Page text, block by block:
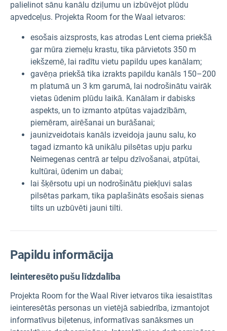
palielinot sānu kanālu dziļumu un izbūvējot plūdu
apvedceļus. Projekta Room for the Waal ietvaros:
esošais aizsprosts, kas atrodas Lent ciema priekšā
gar mūra ziemeļu krastu, tika pārvietots 350 m
iekšzemē, lai radītu vietu papildu upes kanālam;
gavēņa priekšā tika izrakts papildu kanāls 150–200
m platumā un 3 km garumā, lai nodrošinātu vairāk
vietas ūdenim plūdu laikā. Kanālam ir dabisks
aspekts, un to izmanto atpūtas vajadzībām,
piemēram, airēšanai un burāšanai;
jaunizveidotais kanāls izveidoja jaunu salu, ko
tagad izmanto kā unikālu pilsētas upju parku
Neimegenas centrā ar telpu dzīvošanai, atpūtai,
kultūrai, ūdenim un dabai;
lai šķērsotu upi un nodrošinātu piekļuvi salas
pilsētas parkam, tika paplašināts esošais sienas
tilts un uzbūvēti jauni tilti.
Papildu informācija
Ieinteresēto pušu līdzdalība
Projekta Room for the Waal River ietvaros tika iesaistītas
ieinteresētās personas un vietējā sabiedrība, izmantojot
informatīvus biļetenus, informatīvas sanāksmes un